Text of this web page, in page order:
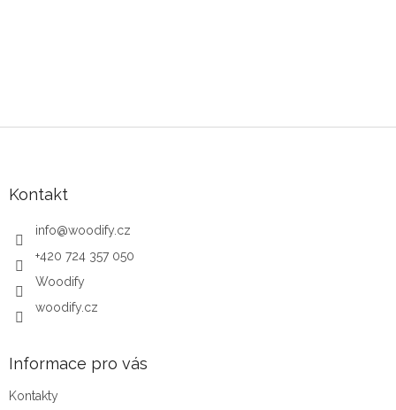
Kontakt
info@woodify.cz
+420 724 357 050
Woodify
woodify.cz
Informace pro vás
Kontakty